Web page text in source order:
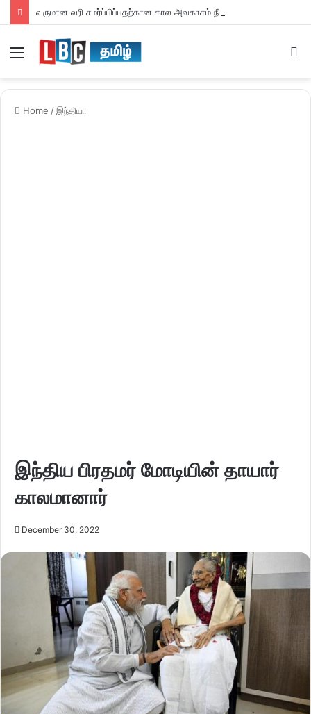
வருமான வரி சமர்ப்பிப்பதற்கான கால அவகாசம் நீடிப்பு
Home /இந்தியா
இந்திய பிரதமர் மோடியின் தாயார்
காலமானார்
December 30, 2022